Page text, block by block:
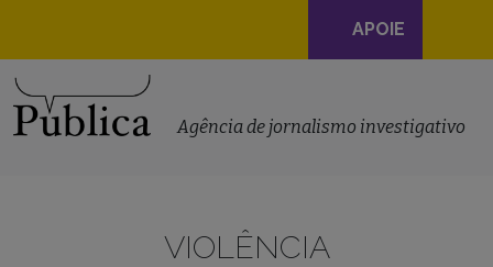
Navegação
principal
APOIE
Agência de jornalismo investigativo
VIOLÊNCIA